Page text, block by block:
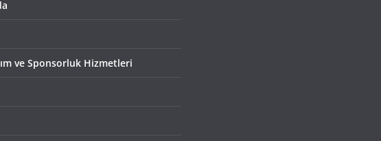
ve Sponsorluk Hizmetleri